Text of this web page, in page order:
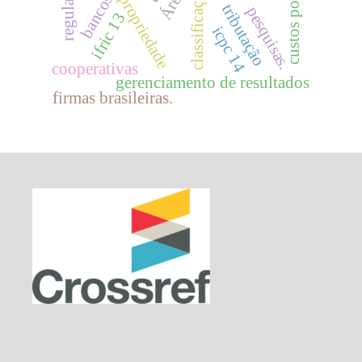
classificaçãotributação
gerenciamento de resultados
firmas brasileiras.
bancos pesquisas.
ifric 13 icpc 14
cooperativas